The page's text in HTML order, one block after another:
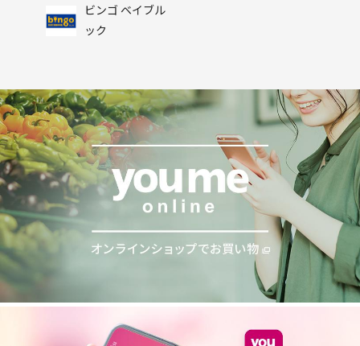
ビンゴ ベイブル
ック